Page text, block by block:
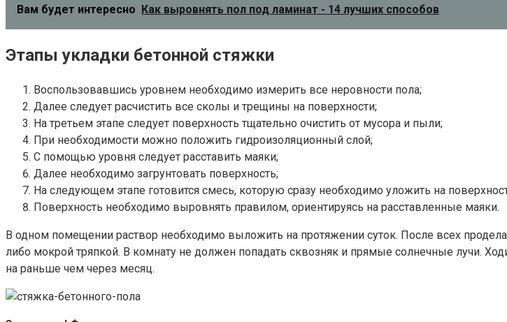
Вам будет интересно Как выровнять пол под ламинат - 14 лучших способов
Этапы укладки бетонной стяжки
Воспользовавшись уровнем необходимо измерить все неровности пола;
Далее следует расчистить все сколы и трещины на поверхности;
На третьем этапе следует поверхность тщательно очистить от мусора и пыли;
При необходимости можно положить гидроизоляционный слой;
С помощью уровня следует расставить маяки;
Далее необходимо загрунтовать поверхность;
На следующем этапе готовится смесь, которую сразу необходимо уложить на
Поверхность необходимо выровнять правилом, ориентируясь на расставленные маяки.
В одном помещении раствор необходимо выложить на протяжении суток. После всех
либо мокрой тряпкой. В комнату не должен попадать сквозняк и прямые солнечные лучи.
на раньше чем через месяц.